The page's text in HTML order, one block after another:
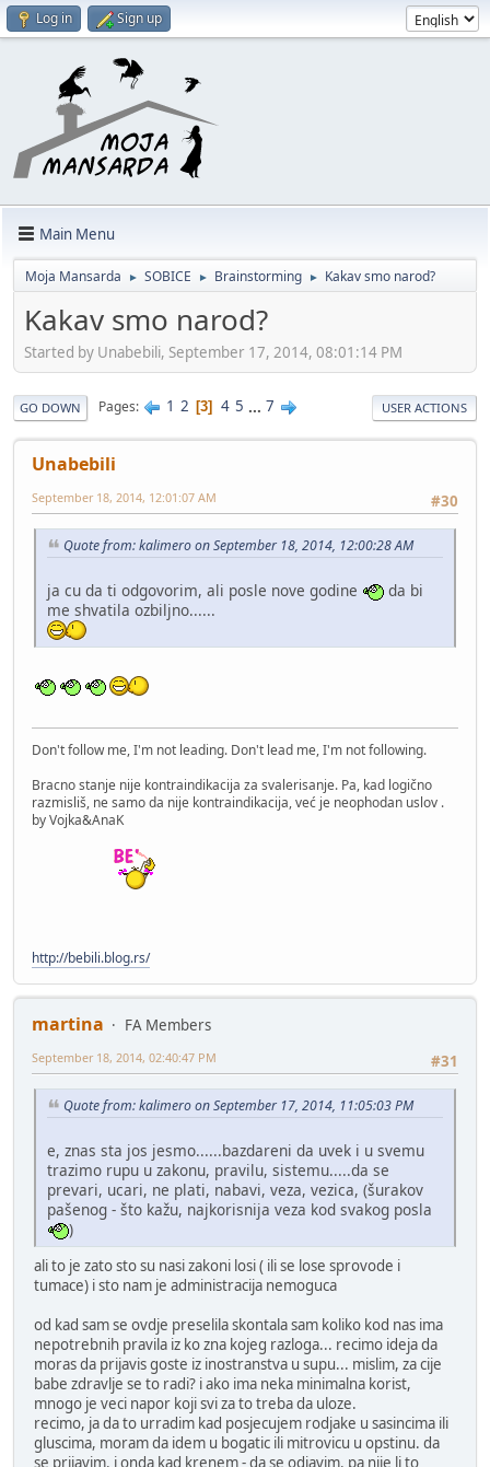
Log in Sign up
Main Menu
Moja Mansarda ► SOBICE ► Brainstorming ► Kakav smo narod?
Kakav smo narod?
Started by Unabebili, September 17, 2014, 08:01:14 PM
GO DOWN Pages 1 2 3 4 5 ... 7 USER ACTIONS
Unabebili
#30
September 18, 2014, 12:01:07 AM
Quote from: kalimero on September 18, 2014, 12:00:28 AM
ja cu da ti odgovorim, ali posle nove godine
da bi
me shvatila ozbiljno......
Don't follow me, I'm not leading. Don't lead me, I'm not following.
Bracno stanje nije kontraindikacija za svalerisanje. Pa, kad logično
razmisliš, ne samo da nije kontraindikacija, već je neophodan uslov .
by Vojka&AnaK
http://bebili.blog.rs/
martina
FA Members
#31
September 18, 2014, 02:40:47 PM
Quote from: kalimero on September 17, 2014, 11:05:03 PM
e, znas sta jos jesmo......bazdareni da uvek i u svemu
trazimo rupu u zakonu, pravilu, sistemu.....da se
prevari, ucari, ne plati, nabavi, veza, vezica, (šurakov
pašenog - što kažu, najkorisnija veza kod svakog posla
)
ali to je zato sto su nasi zakoni losi ( ili se lose sprovode i
tumace) i sto nam je administracija nemoguca
od kad sam se ovdje preselila skontala sam koliko kod nas ima
nepotrebnih pravila iz ko zna kojeg razloga... recimo ideja da
moras da prijavis goste iz inostranstva u supu... mislim, za cije
babe zdravlje se to radi? i ako ima neka minimalna korist,
mnogo je veci napor koji svi za to treba da uloze.
recimo, ja da to urradim kad posjecujem rodjake u sasincima ili
gluscima, moram da idem u bogatic ili mitrovicu u opstinu. da
se prijavim. i onda kad krenem - da se odjavim. pa nije li to